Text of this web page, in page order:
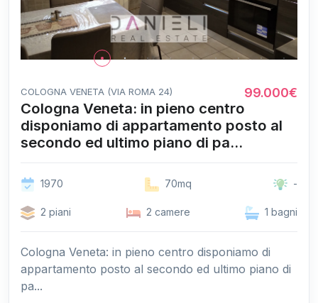
COLOGNA VENETA (VIA ROMA 24) 99.000€
Cologna Veneta: in pieno centro
disponiamo di appartamento posto al
secondo ed ultimo piano di pa...
1970 70mq -
2 piani 2 camere 1 bagni
Cologna Veneta: in pieno centro disponiamo di
appartamento posto al secondo ed ultimo piano di
pa...